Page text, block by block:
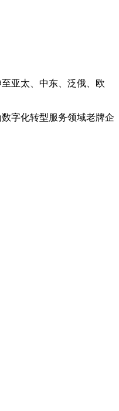
亚太、中东、泛俄、欧
字化转型服务领域老牌企